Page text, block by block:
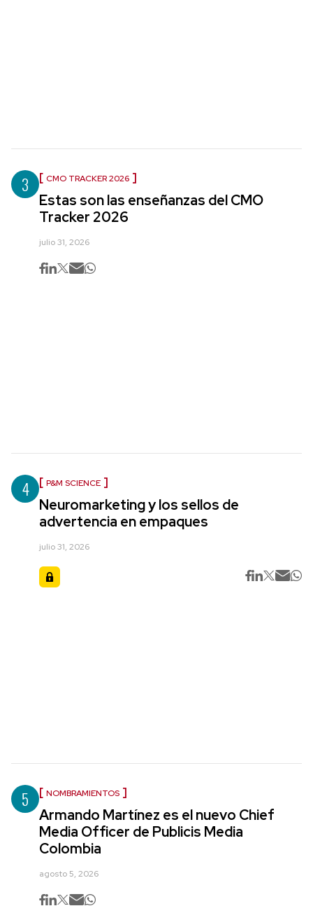
3 CMO TRACKER 2026
Estas son las enseñanzas del CMO
Tracker 2026
julio 31, 2026
4 P&M SCIENCE
Neuromarketing y los sellos de
advertencia en empaques
julio 31, 2026
5 NOMBRAMIENTOS
Armando Martínez es el nuevo Chief
Media Officer de Publicis Media
Colombia
agosto 5, 2026